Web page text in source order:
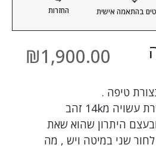
בהתאמה אישית החזרות
₪1,900.00
טיפה .
מהטיפה יורדת שרשרת עשויה מ14k זהב
היתרון שהוא שאת
שני במיטה ויש , מה